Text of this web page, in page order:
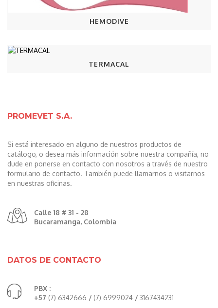
HEMODIVE
TERMACAL
PROMEVET S.A.
Si está interesado en alguno de nuestros productos de
catálogo, o desea más información sobre nuestra compañía, no
dude en ponerse en contacto con nosotros a través de nuestro
formulario de contacto. También puede llamarnos o visitarnos
en nuestras oficinas.
Calle 18 # 31 - 28
Bucaramanga, Colombia
DATOS DE CONTACTO
PBX :
+57 (7) 6342666 / (7) 6999024 / 3167434231